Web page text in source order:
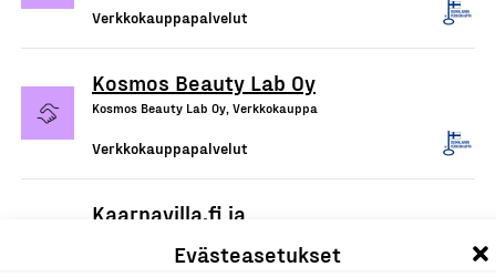
Evästeasetukset
Verkkokauppapalvelut
Kosmos Beauty Lab Oy
Kosmos Beauty Lab Oy, Verkkokauppa
Verkkokauppapalvelut
Kaarnavilla.fi ja
DropAndWave.com -